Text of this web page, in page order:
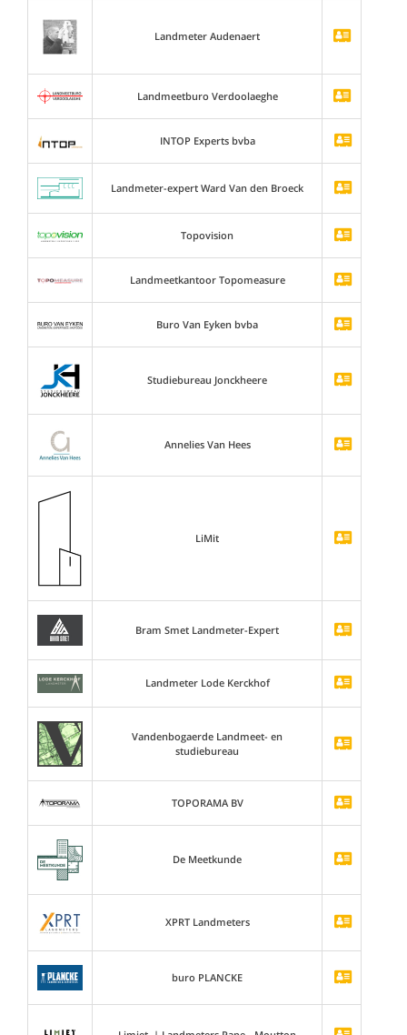
Landmeter Audenaert
Landmeetburo Verdoolaeghe
INTOP Experts bvba
Landmeter-expert Ward Van den Broeck
Topovision
Landmeetkantoor Topomeasure
Buro Van Eyken bvba
Studiebureau Jonckheere
Annelies Van Hees
LiMit
Bram Smet Landmeter-Expert
Landmeter Lode Kerckhof
Vandenbogaerde Landmeet- en
studiebureau
TOPORAMA BV
De Meetkunde
XPRT Landmeters
buro PLANCKE